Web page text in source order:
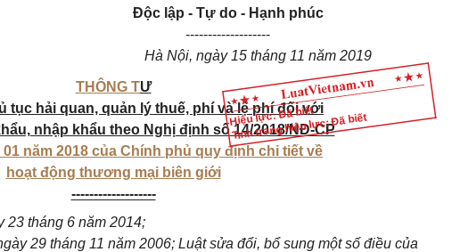
Hiệu lực: Đã biết
Tình trạng hiệu lực: Đã biết
Độc lập - Tự do - Hạnh phúc
-------------------
Hà Nội, ngày 15 tháng 11 năm 2019
THÔNG TƯ
tục hải quan, quản lý thuế, phí và lệ phí đối với
nhập khẩu theo Nghị định số 14/2018/NĐ-CP
năm 2018 của Chính phủ quy định chi tiết về
hoạt động thương mại biên giới
-------------------
23 tháng 6 năm 2014;
29 tháng 11 năm 2006; Luật sửa đổi, bổ sung một số điều của